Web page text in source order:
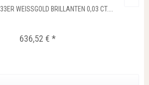
WEISSGOLD BRILLANTEN 0,03 CT....
636,52 € *